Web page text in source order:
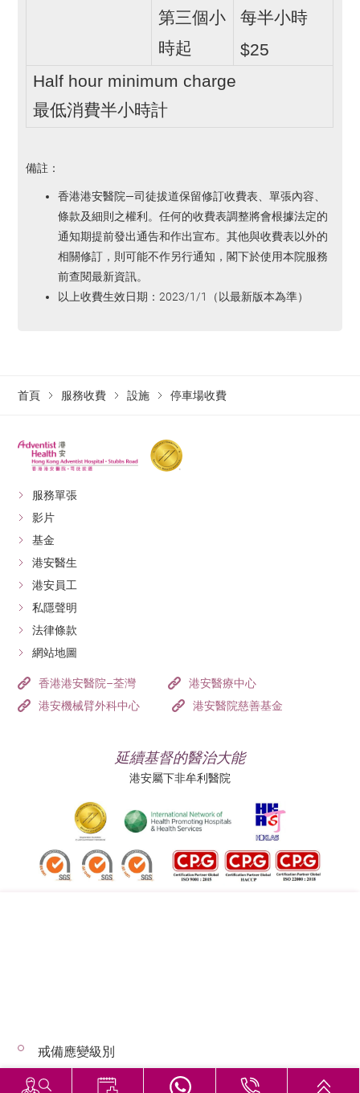
第三個小
時起
每半小時
$25
Half hour minimum charge
最低消費半小時計
備註：
香港港安醫院—司徒拔道保留修訂收費表、單張內容、
條款及細則之權利。任何的收費表調整將會根據法定的
通知期提前發出通告和作出宣布。其他與收費表以外的
相關修訂，則可能不作另行通知，閣下於使用本院服務
前查閱最新資訊。
以上收費生效日期：2023/1/1（以最新版本為準）
首頁 服務收費 設施 停車場收費
服務單張
影片
基金
港安醫生
港安員工
私隱聲明
法律條款
網站地圖
香港港安醫院–荃灣
港安醫療中心
港安機械臂外科中心
港安醫院慈善基金
延續基督的醫治大能
港安屬下非牟利醫院
© 2026 版權所有 © 港安醫療 保留一切權利
戒備應變級別
惡劣天氣下的診症安排